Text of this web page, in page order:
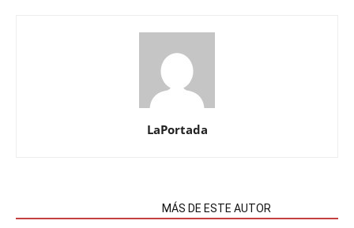
LaPortada
MÁS DE ESTE AUTOR